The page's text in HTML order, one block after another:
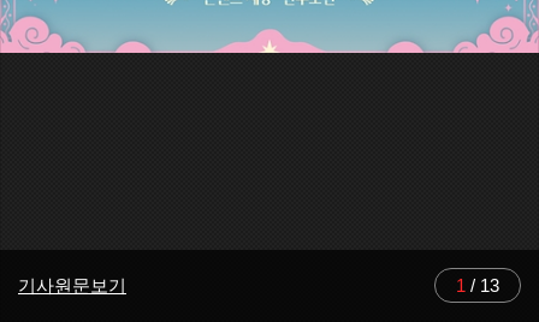
기사원문보기 1 / 13